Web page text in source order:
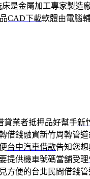
是金屬加工專家製造
CAD下載軟體由電腦
貸業者抵押品好幫手新
借錢融資新竹周轉管
台中汽車借款告知您
提供機車號碼當舖受理
方便的台北民間借錢